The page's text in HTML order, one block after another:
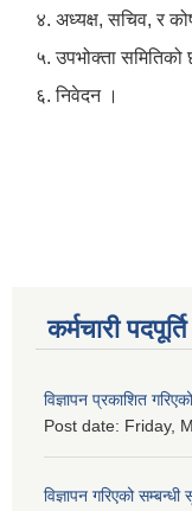
४. अध्यक्ष, सचिव, र
५. उपभोक्ता समितिको
६. निवेदन ।
कर्मचारी पदपूर्ति
विज्ञापन प्रकाशित
Post date: Friday,
विज्ञापन गरिएको